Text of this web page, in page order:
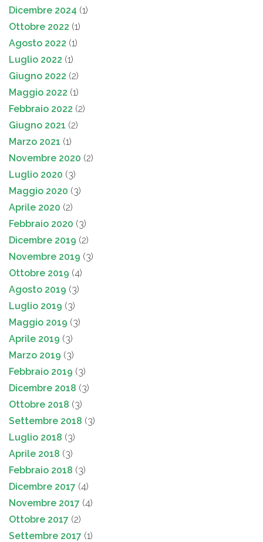
Dicembre 2024 (1)
Ottobre 2022 (1)
Agosto 2022 (1)
Luglio 2022 (1)
Giugno 2022 (2)
Maggio 2022 (1)
Febbraio 2022 (2)
Giugno 2021 (2)
Marzo 2021 (1)
Novembre 2020 (2)
Luglio 2020 (3)
Maggio 2020 (3)
Aprile 2020 (2)
Febbraio 2020 (3)
Dicembre 2019 (2)
Novembre 2019 (3)
Ottobre 2019 (4)
Agosto 2019 (3)
Luglio 2019 (3)
Maggio 2019 (3)
Aprile 2019 (3)
Marzo 2019 (3)
Febbraio 2019 (3)
Dicembre 2018 (3)
Ottobre 2018 (3)
Settembre 2018 (3)
Luglio 2018 (3)
Aprile 2018 (3)
Febbraio 2018 (3)
Dicembre 2017 (4)
Novembre 2017 (4)
Ottobre 2017 (2)
Settembre 2017 (1)